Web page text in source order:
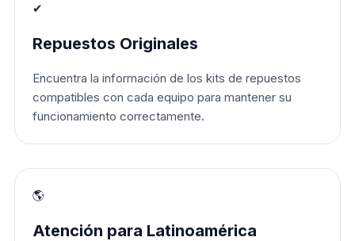
✔
Repuestos Originales
Encuentra la información de los kits de repuestos
compatibles con cada equipo para mantener su
funcionamiento correctamente.
🌎
Atención para Latinoamérica